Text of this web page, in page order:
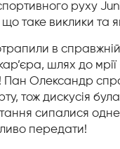
руху
таке виклики та
в
шлях до
Пан Олександр
тож дискусія
сипалися
передати!